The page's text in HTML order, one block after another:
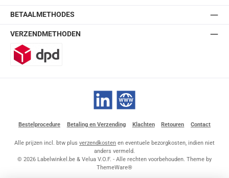
BETAALMETHODES
VERZENDMETHODEN
LinkedIn Website
Bestelprocedure Betaling en Verzending Klachten Retouren Contact
Alle prijzen incl. btw plus verzendkosten en eventuele bezorgkosten, indien niet
anders vermeld.
© 2026 Labelwinkel.be & Velua V.O.F. - Alle rechten voorbehouden. Theme by
ThemeWare®